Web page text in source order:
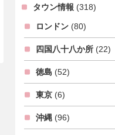
タウン情報 (318)
ロンドン (80)
四国八十八か所 (22)
徳島 (52)
東京 (6)
沖縄 (96)